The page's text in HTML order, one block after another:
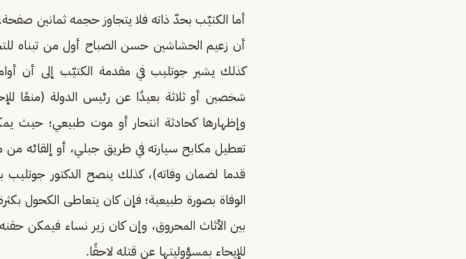
أما الكتيّب بحدّ ذاته فلا يتجاوز حجمه ثمانين
أن زعيم الحشاشين حسن الصباح أول من تبناه
كذلك يشير جوتليب في مقدمة الكتيّب إلى أن
شخصين أو ثلاثة بعيدًا عن رئيس الدولة (منعًا
وإظهارها كحادثة انتحار أو موت طبيعي؛ حيث
قدما لضمان وفاته)، كذلك ينصح الدكتور جوتليب
الوفاة بصورة طبيعية؛ فإن كان يتعاطى الكحول
بين الأثاث المحروق، وإن كان زير نساء فيمكن
للإيحاء بمسؤوليتها عن قتله لاحقًا.